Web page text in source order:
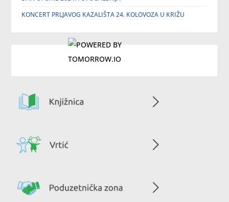
KONCERT PRLJAVOG KAZALIŠTA 24. KOLOVOZA U KRIŽU